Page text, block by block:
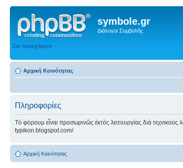
symbole.gr
Διάλογοι Συμβολῆς
Στο περιεχόμενο
Αρχική Κοινότητας
Πληροφορίες
Τὸ φόρουμ εἶναι προσωρινῶς ἐκτὸς λειτουργίας διὰ
typikon.blogspot.com/
Αρχική Κοινότητας